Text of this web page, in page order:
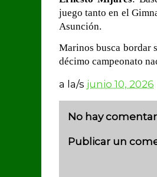
juego tanto en el
Asunción.
Marinos busca bordar
décimo campeonato
a la/s junio 10, 2026
No hay
Publicar un